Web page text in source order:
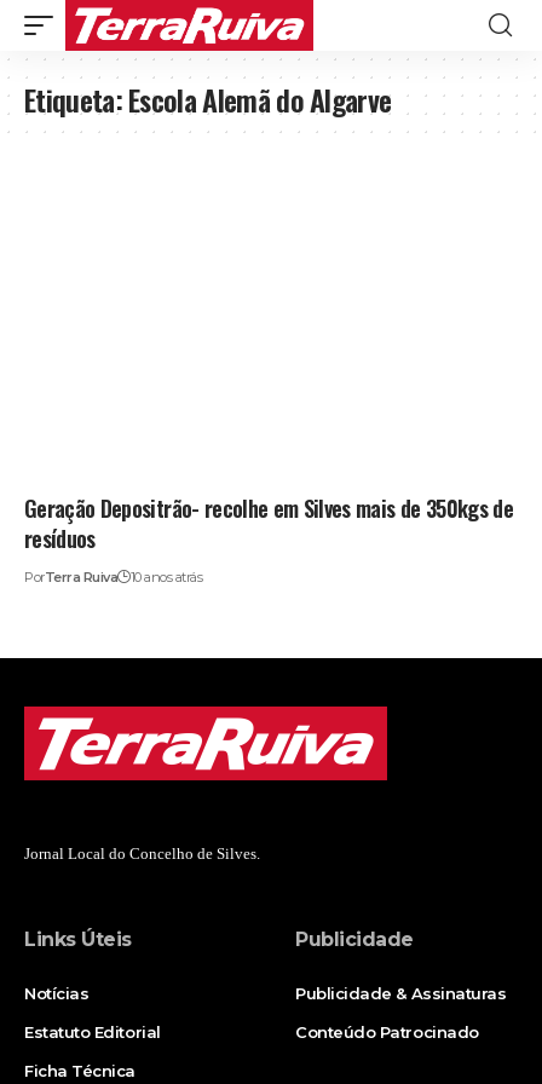
Etiqueta:Escola Alemã do Algarve
Geração Depositrão- recolhe em Silves mais de 350kgs de
resíduos
PorTerra Ruiva 10 anos atrás
Jornal Local do Concelho de Silves.
Links Úteis
Notícias
Estatuto Editorial
Ficha Técnica
Publicidade
Publicidade & Assinaturas
Conteúdo Patrocinado